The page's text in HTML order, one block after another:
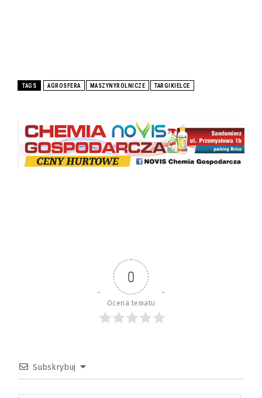
TAGS AGROSFERA MASZYNYROLNICZE TARGIKIELCE
0
Ocena tematu
Subskrybuj